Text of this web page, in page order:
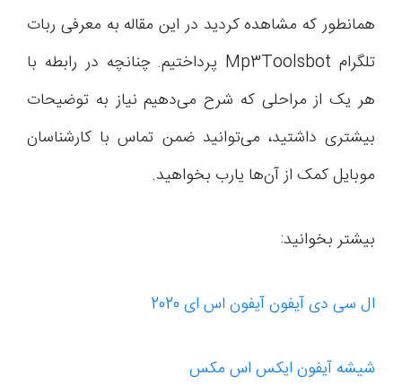
همانطور که مشاهده کردید در این مقاله به معرفی ربات
تلگرام Mp3Toolsbot پرداختیم. چنانچه در رابطه با
هر یک از مراحلی که شرح می‌دهیم نیاز به توضیحات
بیشتری داشتید، می‌توانید ضمن تماس با کارشناسان
موبایل کمک از آن‌ها یارب بخواهید.
بیشتر بخوانید:
ال سی دی آیفون آیفون اس ای 2020
شیشه آیفون ایکس اس مکس